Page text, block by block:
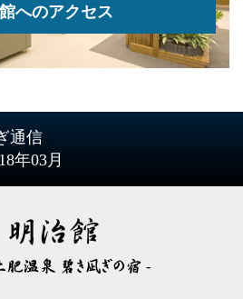
へのアクセス
通信
年03月